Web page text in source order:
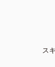
ス